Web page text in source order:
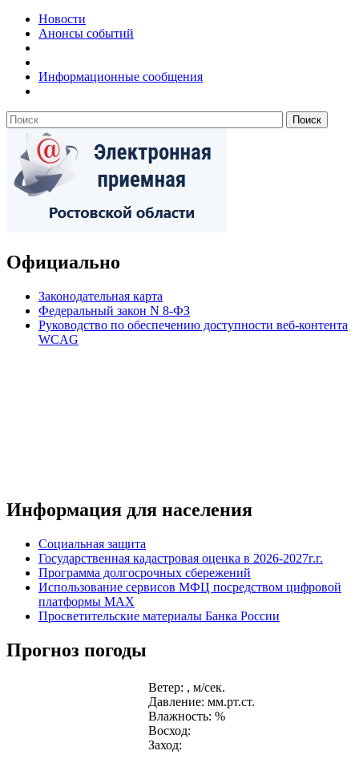
Новости
Анонсы событий
Информационные сообщения
Официально
Законодательная карта
Федеральный закон N 8-ФЗ
Руководство по обеспечению доступности веб-контента
WCAG
Информация для населения
Социальная защита
Государственная кадастровая оценка в 2026-2027г.г.
Программа долгосрочных сбережений
Использование сервисов МФЦ посредством цифровой
платформы MAX
Просветительские материалы Банка России
Прогноз погоды
Ветер: , м/сек.
Давление: мм.рт.ст.
Влажность: %
Восход:
Заход: